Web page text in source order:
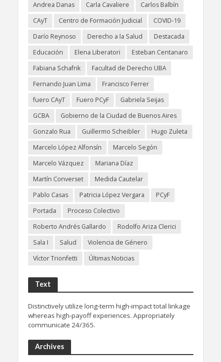
Andrea Danas
Carla Cavaliere
Carlos Balbín
CAyT
Centro de Formación Judicial
COVID-19
Darío Reynoso
Derecho a la Salud
Destacada
Educación
Elena Liberatori
Esteban Centanaro
Fabiana Schafrik
Facultad de Derecho UBA
Fernando Juan Lima
Francisco Ferrer
fuero CAyT
Fuero PCyF
Gabriela Seijas
GCBA
Gobierno de la Ciudad de Buenos Aires
Gonzalo Rua
Guillermo Scheibler
Hugo Zuleta
Marcelo López Alfonsín
Marcelo Segón
Marcelo Vázquez
Mariana Díaz
Martín Converset
Medida Cautelar
Pablo Casas
Patricia López Vergara
PCyF
Portada
Proceso Colectivo
Roberto Andrés Gallardo
Rodolfo Ariza Clerici
Sala I
Salud
Violencia de Género
Víctor Trionfetti
Últimas Noticias
Text
Distinctively utilize long-term high-impact total linkage
whereas high-payoff experiences. Appropriately
communicate 24/365.
Archives